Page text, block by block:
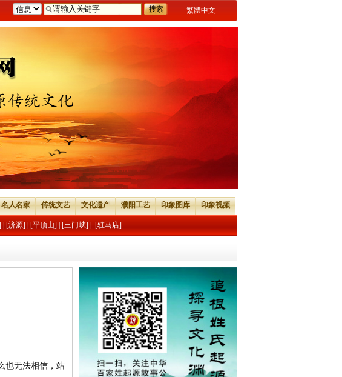
繁體中文
名人名家 传统文艺 文化遗产 濮阳工艺 印象图库 印象视频
[济源] [平顶山] [三门峡] [驻马店]
也无法相信，站